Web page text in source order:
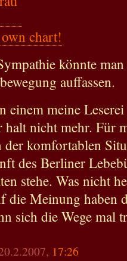
chart!
könnte man
auffassen.
einem meine
halt nicht mehr. Für
komfortablen
des Berliner
stehe. Was nicht
die Meinung haben
sich die Wege mal
17:26